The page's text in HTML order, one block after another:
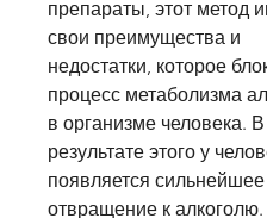
препараты, этот метод
свои преимущества и
недостатки, которое
процесс метаболизма
в организме человека. В
результате этого у
появляется сильнейшее
отвращение к алкоголю.